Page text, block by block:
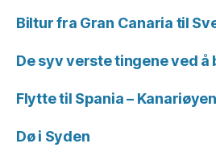
Biltur fra Gran Canaria til
De syv verste tingene ved å
Flytte til Spania –
Dø i Syden